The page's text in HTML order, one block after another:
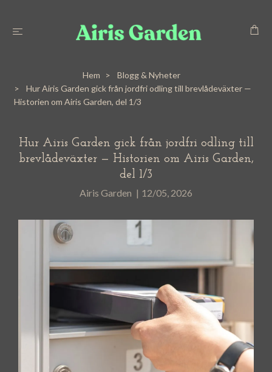
Hem
Blogg & Nyheter
Hur Airis Garden gick från jordfri odling till brevlådeväxter —
Historien om Airis Garden, del 1/3
Hur Airis Garden gick från jordfri odling till
brevlådeväxter — Historien om Airis Garden,
del 1/3
Airis Garden | 12/05, 2026